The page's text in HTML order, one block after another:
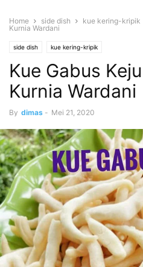
Home side dish kue kering-kripik
Kurnia Wardani
side dish kue kering-kripik
Kue Gabus
Kurnia Wardani
By dimas - Mei 21, 2020